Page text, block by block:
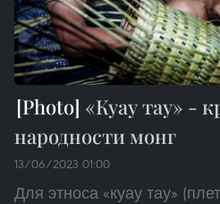
«Куау тау» -
народности монг
13/06/2023 01:00
Для этноса «куау тау»